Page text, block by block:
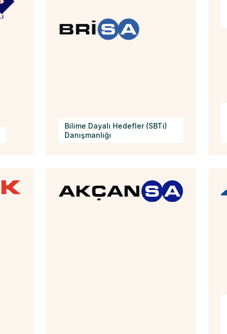
Bilime Dayalı Hedefler (SBTi)
Danışmanlığı